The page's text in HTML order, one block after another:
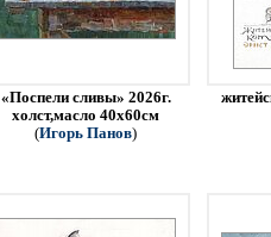
«Поспели сливы» 2026г.
холст,масло 40х60см
(Игорь Панов)